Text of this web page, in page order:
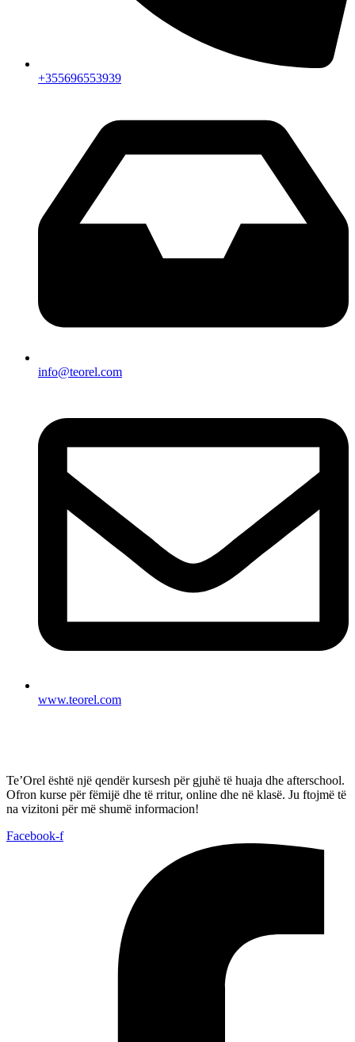
+355696553939
info@teorel.com
www.teorel.com
Te’Orel është një qendër kursesh për gjuhë të huaja dhe afterschool.
Ofron kurse për fëmijë dhe të rritur, online dhe në klasë. Ju ftojmë të
na vizitoni për më shumë informacion!
Facebook-f